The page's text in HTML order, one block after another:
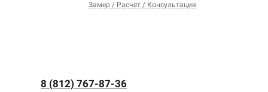
Замер / Расчёт / Консультация
8 (812) 767-87-36